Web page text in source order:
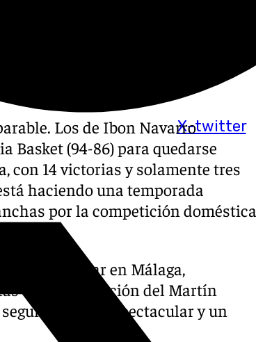
X-twitter
Los de Ibon Navarro
Basket (94-86) para quedarse
con 14 victorias y solamente tres
haciendo una temporada
por la competición doméstica
de olvidar en Málaga,
abajo a la afición del Martín
segunda parte espectacular y un